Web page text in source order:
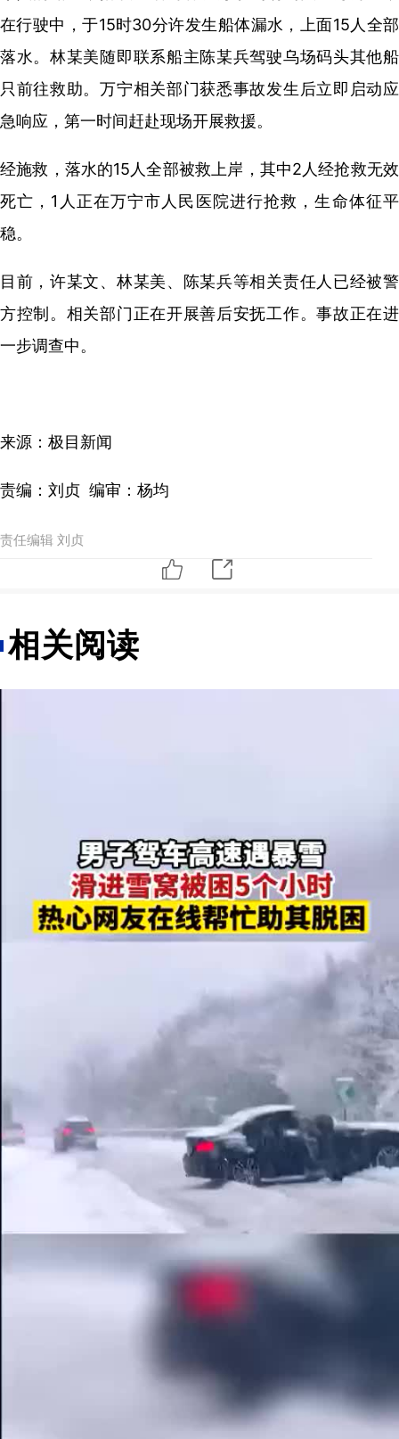
在行驶中，于15时30分许发生船体漏水，上面15人全部
落水。林某美随即联系船主陈某兵驾驶乌场码头其他船
只前往救助。万宁相关部门获悉事故发生后立即启动应
急响应，第一时间赶赴现场开展救援。
经施救，落水的15人全部被救上岸，其中2人经抢救无效
死亡，1人正在万宁市人民医院进行抢救，生命体征平
稳。
目前，许某文、林某美、陈某兵等相关责任人已经被警
方控制。相关部门正在开展善后安抚工作。事故正在进
一步调查中。
来源：极目新闻
责编：刘贞 编审：杨均
责任编辑 刘贞
相关阅读